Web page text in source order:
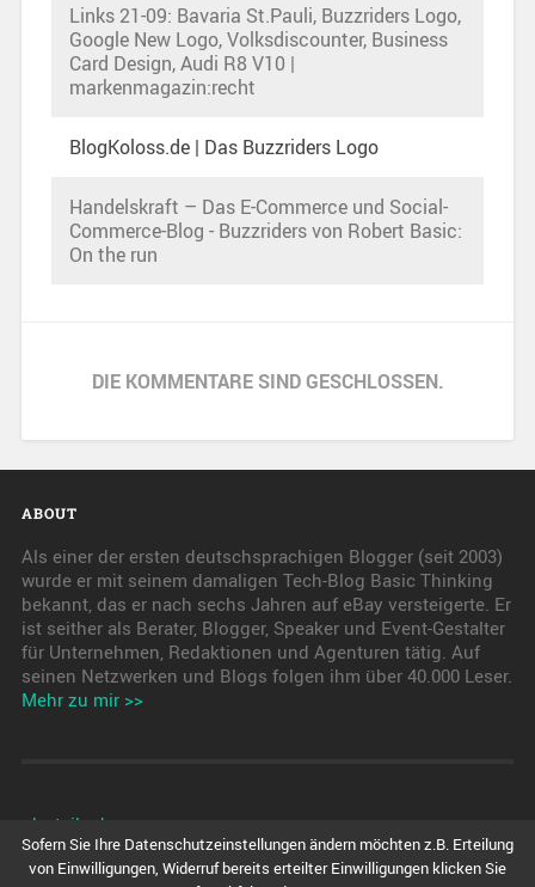
Links 21-09: Bavaria St.Pauli, Buzzriders Logo,
Google New Logo, Volksdiscounter, Business
Card Design, Audi R8 V10 |
markenmagazin:recht
BlogKoloss.de | Das Buzzriders Logo
Handelskraft – Das E-Commerce und Social-
Commerce-Blog - Buzzriders von Robert Basic:
On the run
DIE KOMMENTARE SIND GESCHLOSSEN.
ABOUT
Als einer der ersten deutschsprachigen Blogger (seit 2003)
wurde er mit seinem damaligen Tech-Blog Basic Thinking
bekannt, das er nach sechs Jahren auf eBay versteigerte. Er
ist seither als Berater, Blogger, Speaker und Event-Gestalter
für Unternehmen, Redaktionen und Agenturen tätig. Auf
seinen Netzwerken und Blogs folgen ihm über 40.000 Leser.
Mehr zu mir >>
pkwteile.de
Sofern Sie Ihre Datenschutzeinstellungen ändern möchten z.B. Erteilung
von Einwilligungen, Widerruf bereits erteilter Einwilligungen klicken Sie